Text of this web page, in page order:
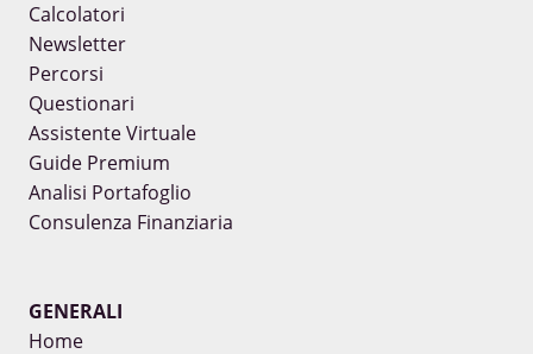
Calcolatori
Newsletter
Percorsi
Questionari
Assistente Virtuale
Guide Premium
Analisi Portafoglio
Consulenza Finanziaria
GENERALI
Home